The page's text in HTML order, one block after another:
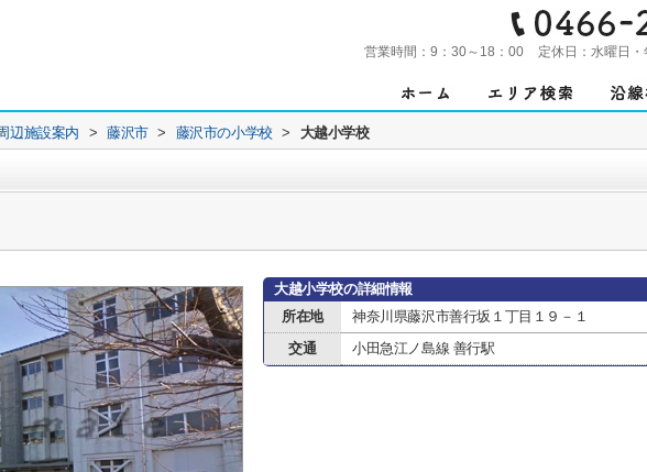
営業時間： 9：30～18：00 定休日： 水曜日・
辺施設案内 > 藤沢市 > 藤沢市の小学校 > 大越小学校
大越小学校の詳細情報
所在地
神奈川県藤沢市善行坂１丁目１９－１
交通 小田急江ノ島線 善行駅